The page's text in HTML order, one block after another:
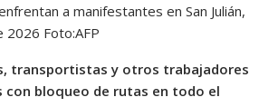
a manifestantes en San Julián,
2026 Foto:AFP
transportistas y otros trabajadores
bloqueo de rutas en todo el